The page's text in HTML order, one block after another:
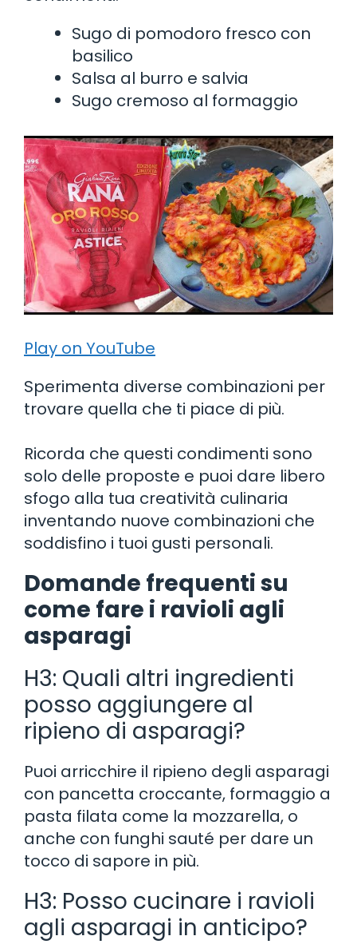
Sugo di pomodoro fresco con
basilico
Salsa al burro e salvia
Sugo cremoso al formaggio
Play on YouTube
Sperimenta diverse combinazioni per
trovare quella che ti piace di più.
Ricorda che questi condimenti sono
solo delle proposte e puoi dare libero
sfogo alla tua creatività culinaria
inventando nuove combinazioni che
soddisfino i tuoi gusti personali.
Domande frequenti su
come fare i ravioli agli
asparagi
H3: Quali altri ingredienti
posso aggiungere al
ripieno di asparagi?
Puoi arricchire il ripieno degli asparagi
con pancetta croccante, formaggio a
pasta filata come la mozzarella, o
anche con funghi sauté per dare un
tocco di sapore in più.
H3: Posso cucinare i ravioli
agli asparagi in anticipo?